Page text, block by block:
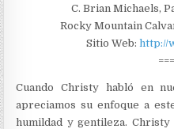
C. Brian Michaels,
Rocky Mountain
Sitio Web: http://
Cuando Christy habló en
apreciamos su enfoque a
humildad y gentileza.